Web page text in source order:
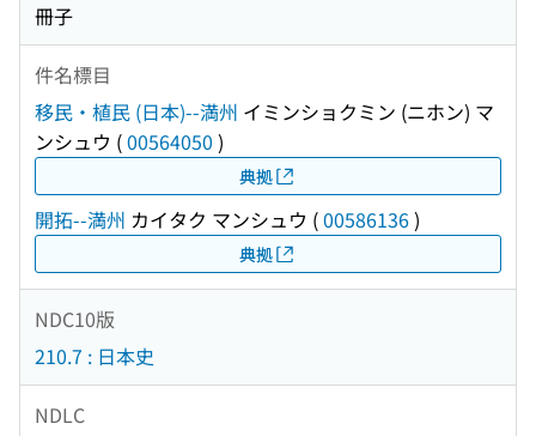
冊子
件名標目
移民・植民 (日本)--満州 イミンショクミン (ニホン) マ
ンシュウ (00564050 )
典拠
開拓--満州 カイタク マンシュウ (00586136)
典拠
NDC10版
210.7 : 日本史
NDLC